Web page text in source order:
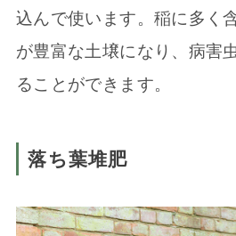
込んで使います。稲に多く
が豊富な土壌になり、病害
ることができます。
落ち葉堆肥